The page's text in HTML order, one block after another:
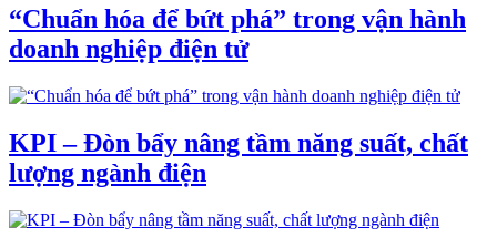
“Chuẩn hóa để bứt phá” trong vận hành
doanh nghiệp điện tử
KPI – Đòn bẩy nâng tầm năng suất, chất
lượng ngành điện